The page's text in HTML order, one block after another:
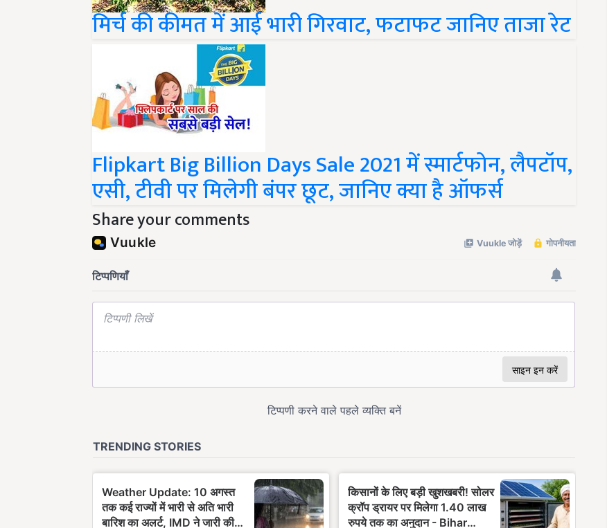
मिर्च की कीमत में आई भारी गिरवाट, फटाफट जानिए ताजा रेट
Flipkart Big Billion Days Sale 2021 में स्मार्टफोन, लैपटॉप,
एसी, टीवी पर मिलेगी बंपर छूट, जानिए क्या है ऑफर्स
Share your comments